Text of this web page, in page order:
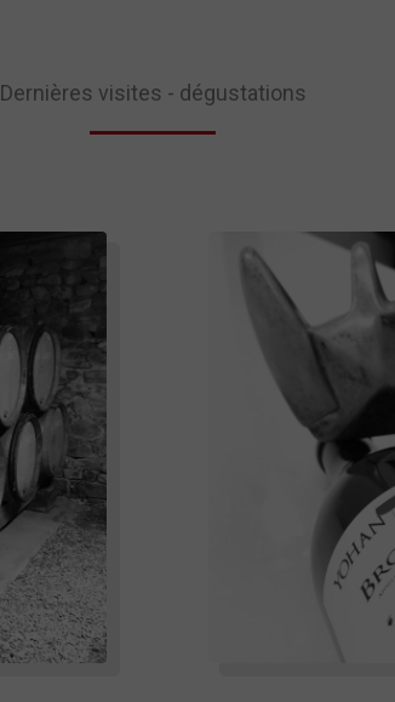
Dernières visites - dégustations